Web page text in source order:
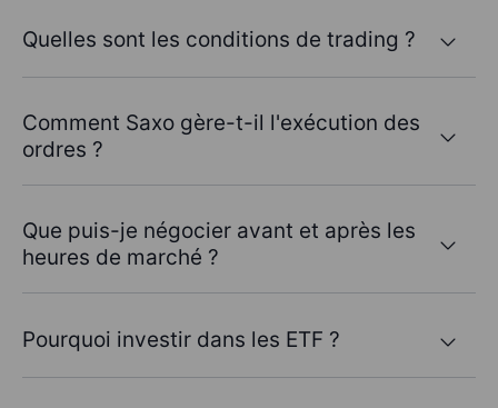
Quelles sont les conditions de trading ?
Comment Saxo gère-t-il l'exécution des
ordres ?
Que puis-je négocier avant et après les
heures de marché ?
Pourquoi investir dans les ETF ?